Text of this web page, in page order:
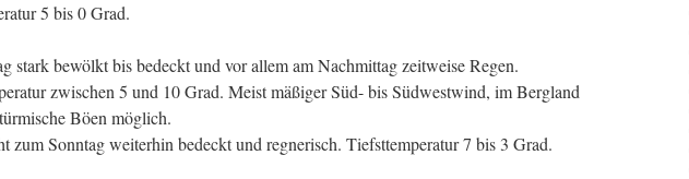
5 bis 0 Grad.
stark bewölkt bis bedeckt und vor allem am Nachmittag zeitweise Regen.
zwischen 5 und 10 Grad. Meist mäßiger Süd- bis Südwestwind, im Bergland
Böen möglich.
zum Sonntag weiterhin bedeckt und regnerisch. Tiefsttemperatur 7 bis 3 Grad.